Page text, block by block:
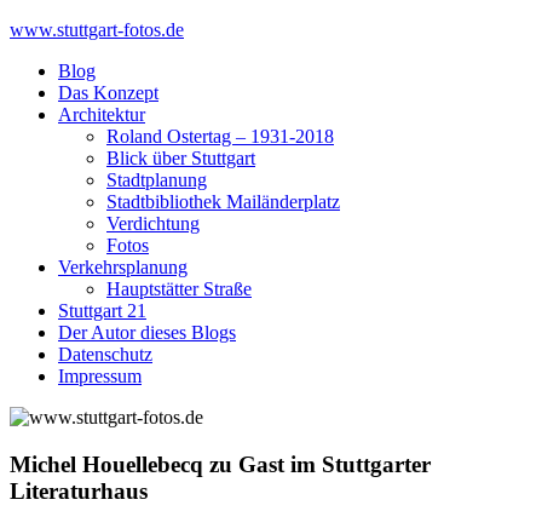
Skip
content
www.stuttgart-fotos.de
Blog
Das Konzept
Architektur
Roland Ostertag – 1931-2018
Blick über Stuttgart
Stadtplanung
Stadtbibliothek Mailänderplatz
Verdichtung
Fotos
Verkehrsplanung
Hauptstätter Straße
Stuttgart 21
Der Autor dieses Blogs
Datenschutz
Impressum
Michel Houellebecq zu Gast im Stuttgarter
Literaturhaus